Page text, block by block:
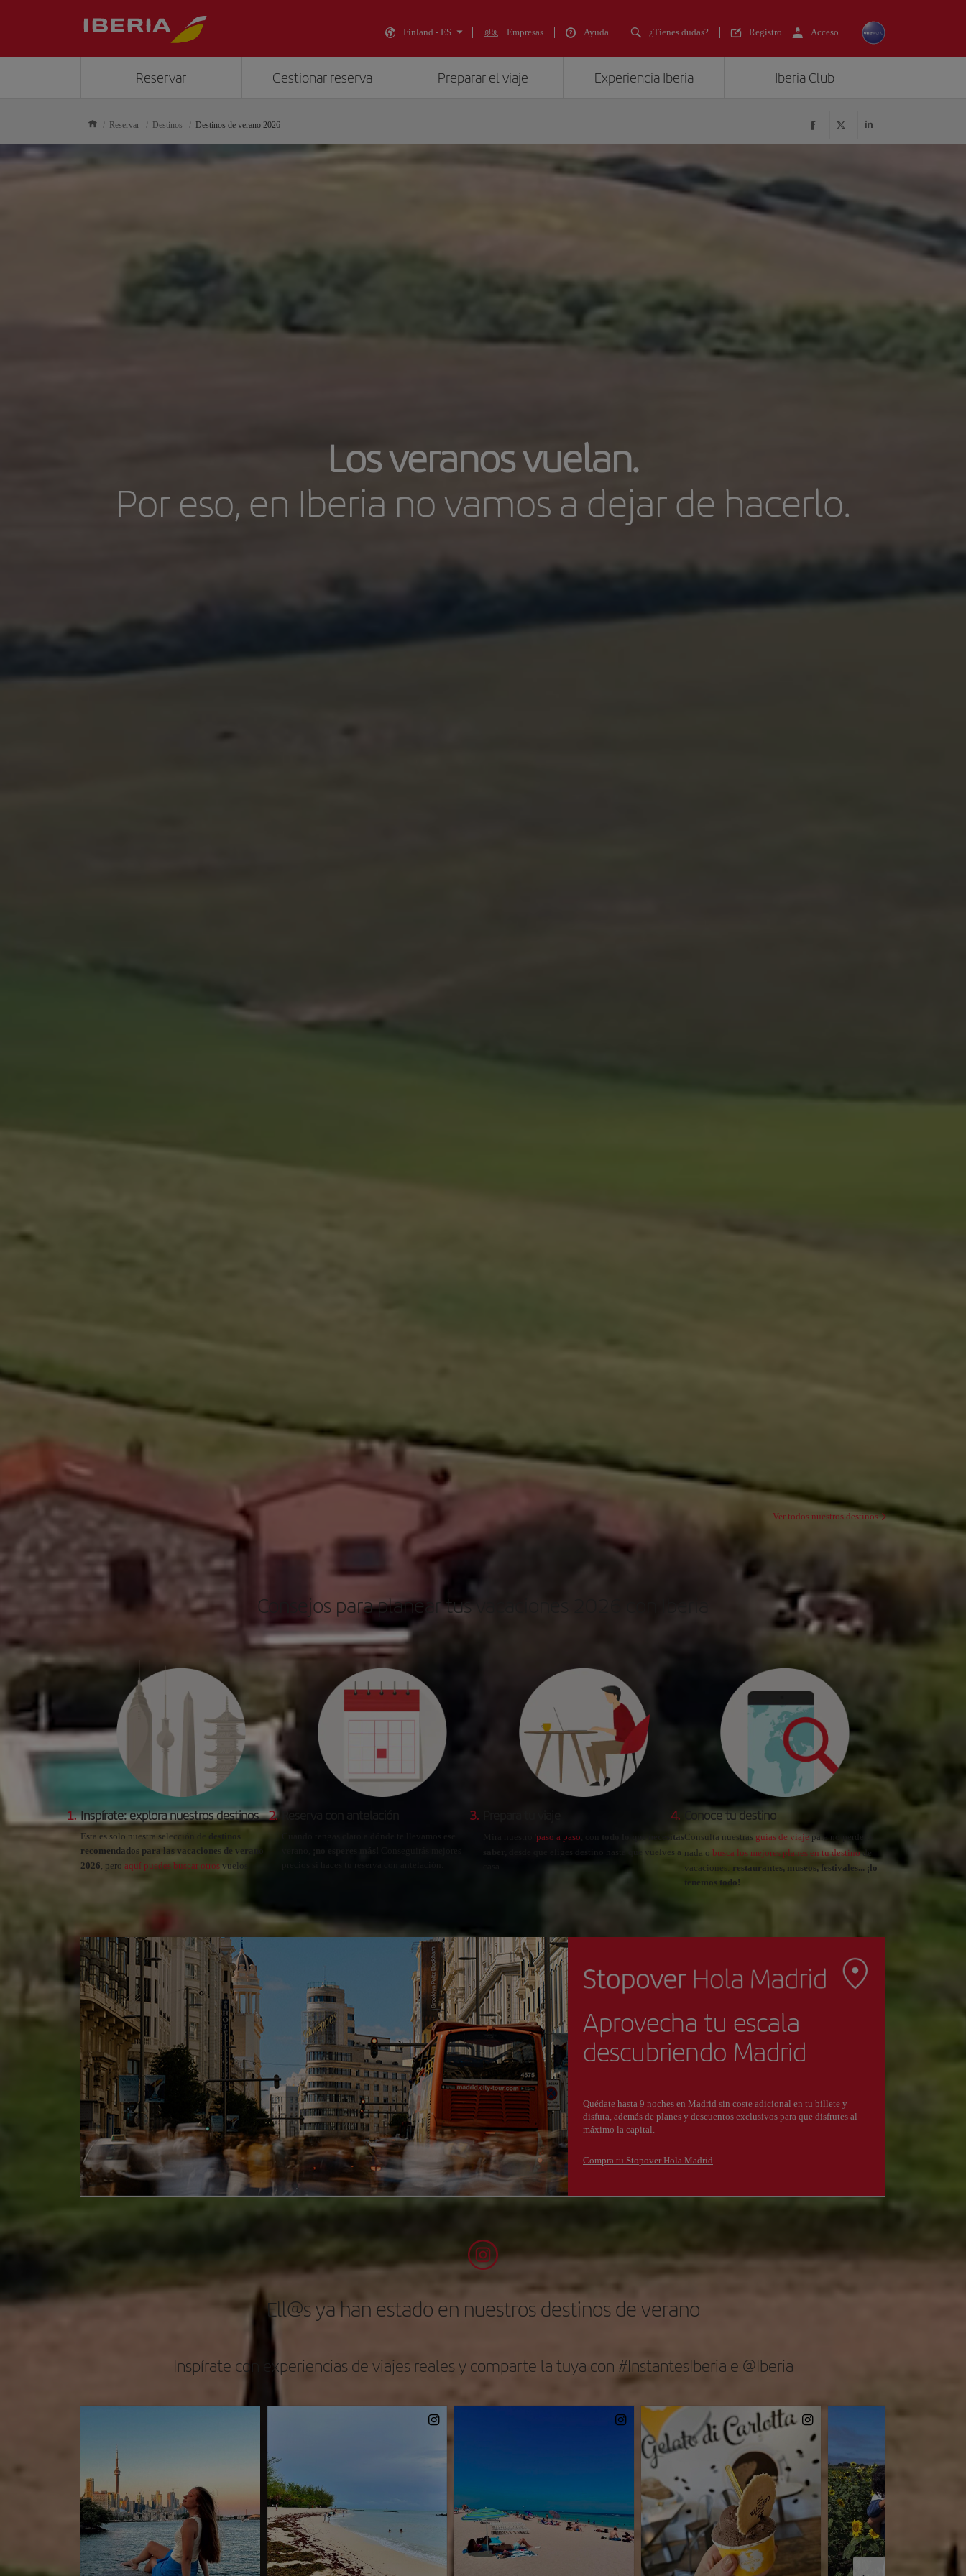
Finland - ES Empresas Ayuda ¿Tienes dudas? Registro Acceso
Reservar Gestionar reserva Preparar el viaje Experiencia Iberia Iberia Club
Reservar Destinos Destinos de verano 2026
Los veranos vuelan.
Por eso, en Iberia no vamos a dejar de hacerlo.
Ver todos nuestros destinos
Consejos para planear tus vacaciones 2026 con Iberia
1. Inspírate: explora nuestros destinos
Esta es solo nuestra selección de
destinos
recomendados para las vacaciones de verano
2026, pero aquí puedes buscar otros vuelos.
2. 3.
paso a paso
todo lo que necesitas
desde que eliges destino hasta que vuelves a
4. Conoce tu destino
Consulta nuestras guías de viaje para no perderte
nada o busca los mejores planes en tu destinode
vacaciones: restaurantes, museos, festivales... ¡lo
tenemos todo!
Aprovecha tu escala
descubriendo Madrid
Quédate hasta 9 noches en Madrid sin coste adicional en tu billete y
disfuta, además de planes y descuentos exclusivos para que disfrutes al
máximo la capital.
Compra tu Stopover Hola Madrid
Ell@s ya han estado en nuestros destinos de verano
Inspírate con experiencias de viajes reales y comparte la tuya con #InstantesIberia e @Iberia